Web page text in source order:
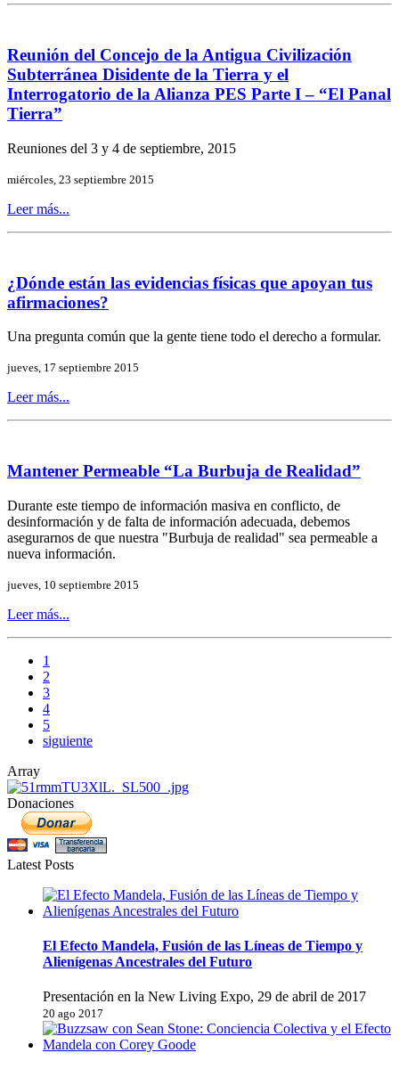
Reunión del Concejo de la Antigua Civilización
Subterránea Disidente de la Tierra y el
Interrogatorio de la Alianza PES Parte I – “El Panal
Tierra”
Reuniones del 3 y 4 de septiembre, 2015
miércoles, 23 septiembre 2015
Leer más...
¿Dónde están las evidencias físicas que apoyan tus
afirmaciones?
Una pregunta común que la gente tiene todo el derecho a formular.
jueves, 17 septiembre 2015
Leer más...
Mantener Permeable “La Burbuja de Realidad”
Durante este tiempo de información masiva en conflicto, de
desinformación y de falta de información adecuada, debemos
asegurarnos de que nuestra "Burbuja de realidad" sea permeable a
nueva información.
jueves, 10 septiembre 2015
Leer más...
1
2
3
4
5
siguiente
Array
Donaciones
Latest Posts
El Efecto Mandela, Fusión de las Líneas de Tiempo y
Alienígenas Ancestrales del Futuro
Presentación en la New Living Expo, 29 de abril de 2017
20 ago 2017